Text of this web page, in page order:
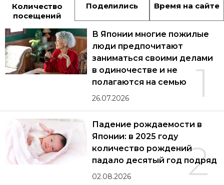
Количество
посещений
Поделились Время на сайте
1
В Японии многие пожилые
люди предпочитают
заниматься своими делами
в одиночестве и не
полагаются на семью
26.07.2026
2
Падение рождаемости в
Японии: в 2025 году
количество рождений
падало десятый год подряд
02.08.2026